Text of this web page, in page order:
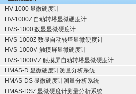
HV-1000 显微硬度计
HV-1000Z 自动转塔显微硬度计
HVS-1000 数显显微硬度计
HVS-1000Z 数显自动转塔显微硬度计
HVS-1000M 触摸屏显微硬度计
HVS-1000MZ 触摸屏自动转塔显微硬度计
HMAS-D 显微硬度计测量分析系统
HMAS-DS 显微硬度计测量分析系统
HMAS-DSZ 显微硬度计测量分析系统